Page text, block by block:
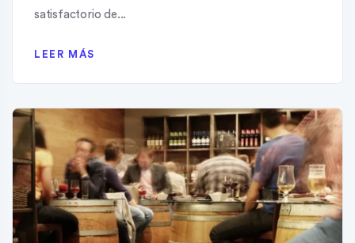
satisfactorio de...
LEER MÁS